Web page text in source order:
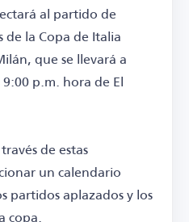
al partido de
de la Copa de Italia
que se llevará a
p.m. hora de El
de estas
un calendario
partidos aplazados y los
copa.